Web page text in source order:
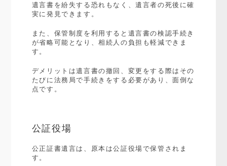
遺言書を紛失する恐れもなく、遺言者の死後に確
実に発見できます。
また、保管制度を利用すると遺言書の検認手続き
が省略可能となり、相続人の負担も軽減できま
す。
デメリットは遺言書の撤回、変更をする際はその
たびに法務局で手続きをする必要があり、面倒な
点です。
公証役場
公正証書遺言は、原本は公証役場で保管されま
す。